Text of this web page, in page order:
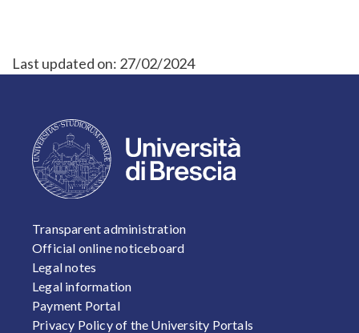
Last updated on: 27/02/2024
FOOTER 1
Transparent administration
Official online noticeboard
Legal notes
Legal information
Payment Portal
Privacy Policy of the University Portals